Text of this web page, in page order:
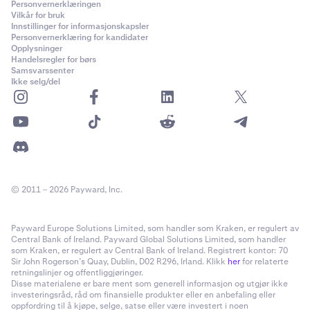
• PEPE
• TAO
• WIF
• RENDER
er en sikkerhetsvaluta.
•
Hvis tapet er større enn saldoen din av
tatt etter behov.
Som et eksempel, anta at du hadde en gearet posisjon
på ADA/BTC.
Prioritetsrekkefølgen for å realisere tapet ville være:
Personvernerklæringen
Vilkår for bruk
Innstillinger for informasjonskapsler
Personvernerklæring for kandidater
Opplysninger
Handelsregler for børs
Samsvarssenter
Ikke selg/del
© 2011 – 2026 Payward, Inc.
Payward Europe Solutions Limited, som handler som Kraken, er regulert av
Central Bank of Ireland. Payward Global Solutions Limited, som handler
som Kraken, er regulert av Central Bank of Ireland. Registrert kontor: 70
Sir John Rogerson’s Quay, Dublin, D02 R296, Irland. Klikk herfor relaterte
retningslinjer og offentliggjøringer.
Disse materialene er bare ment som generell informasjon og utgjør ikke
investeringsråd, råd om finansielle produkter eller en anbefaling eller
oppfordring til å kjøpe, selge, satse eller være investert i noen